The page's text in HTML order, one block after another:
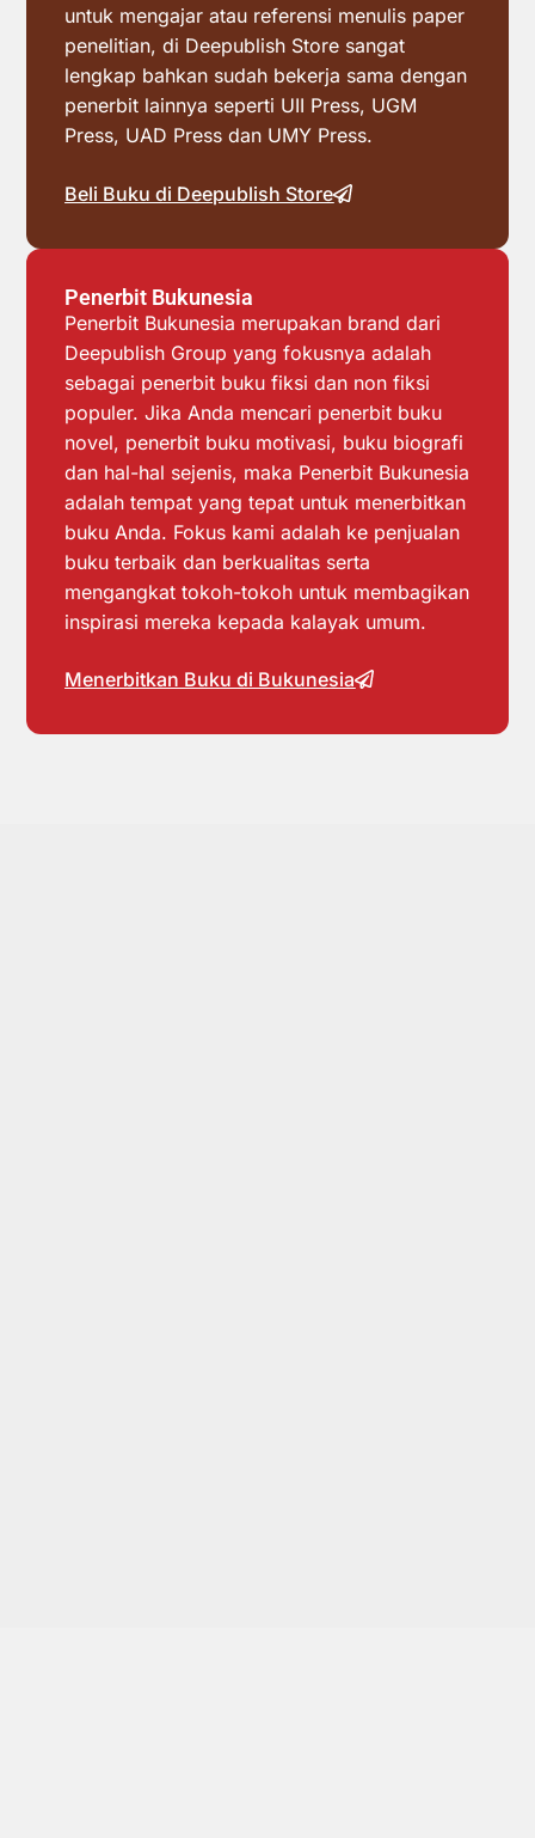
untuk mengajar atau referensi menulis paper
penelitian, di Deepublish Store sangat
lengkap bahkan sudah bekerja sama dengan
penerbit lainnya seperti UII Press, UGM
Press, UAD Press dan UMY Press.
Beli Buku di Deepublish Store
Penerbit Bukunesia
Penerbit Bukunesia merupakan brand dari
Deepublish Group yang fokusnya adalah
sebagai penerbit buku fiksi dan non fiksi
populer. Jika Anda mencari penerbit buku
novel, penerbit buku motivasi, buku biografi
dan hal-hal sejenis, maka Penerbit Bukunesia
adalah tempat yang tepat untuk menerbitkan
buku Anda. Fokus kami adalah ke penjualan
buku terbaik dan berkualitas serta
mengangkat tokoh-tokoh untuk membagikan
inspirasi mereka kepada kalayak umum.
Menerbitkan Buku di Bukunesia